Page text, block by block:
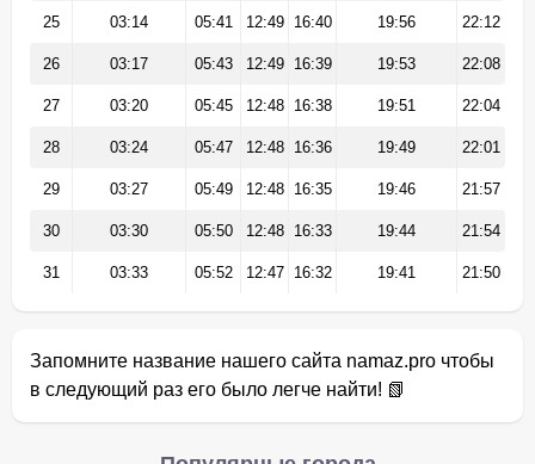
25 03:14 05:41 12:49 16:40 19:56 22:12
26 03:17 05:43 12:49 16:39 19:53 22:08
27 03:20 05:45 12:48 16:38 19:51 22:04
28 03:24 05:47 12:48 16:36 19:49 22:01
29 03:27 05:49 12:48 16:35 19:46 21:57
30 03:30 05:50 12:48 16:33 19:44 21:54
31 03:33 05:52 12:47 16:32 19:41 21:50
Запомните название нашего сайта namaz.pro чтобы
в следующий раз его было легче найти! 📗